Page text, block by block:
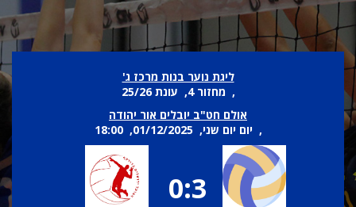
ליגת נוער בנות מרכז ג'
, מחזור 4, עונת 25/26
אולם חט"ב יובלים אור יהודה
, יום יום שני, 01/12/2025, 18:00
0:3